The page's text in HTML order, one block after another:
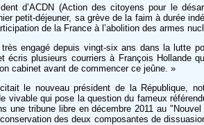
d’ACDN (Action des citoyens pour le
petit-déjeuner, sa grève de la faim à durée
de la France à l’abolition des armes
engagé depuis vingt-six ans dans la lutte
écris plusieurs courriers à François Hollande
cabinet avant de commencer ce jeûne. »
le nouveau président de la République,
vivable qui pose la question du fameux
une tribune libre en décembre 2011 au
des deux composantes de